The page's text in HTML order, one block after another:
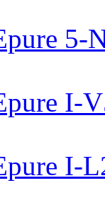
5-
I-
I-